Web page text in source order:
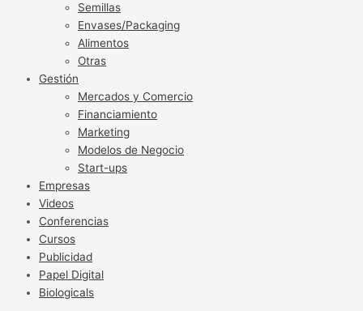
Semillas
Envases/Packaging
Alimentos
Otras
Gestión
Mercados y Comercio
Financiamiento
Marketing
Modelos de Negocio
Start-ups
Empresas
Videos
Conferencias
Cursos
Publicidad
Papel Digital
Biologicals